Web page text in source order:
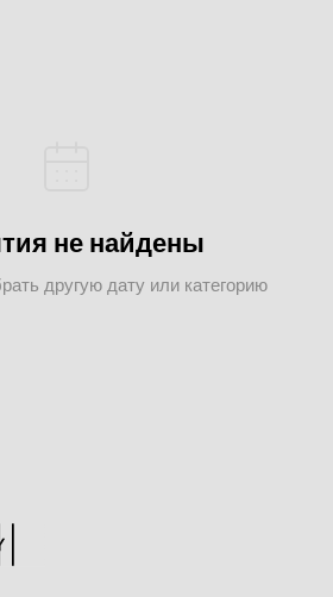
не найдены
другую дату или категорию